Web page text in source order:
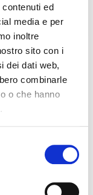
ed
media e per
inoltre
sito con i
dei dati web,
combinarle
o che hanno